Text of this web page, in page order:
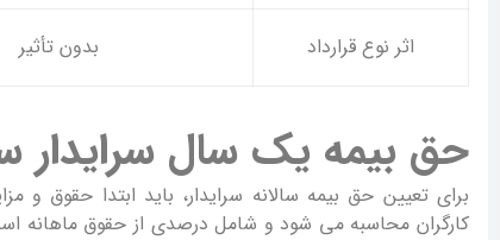
اثر نوع قرارداد بدون تأثیر
حق بیمه یک سال سرایدار
برای تعیین حق بیمه سالانه سرایدار، باید ابتدا حقوق
کارگران محاسبه می شود و شامل درصدی از حقوق ماهانه